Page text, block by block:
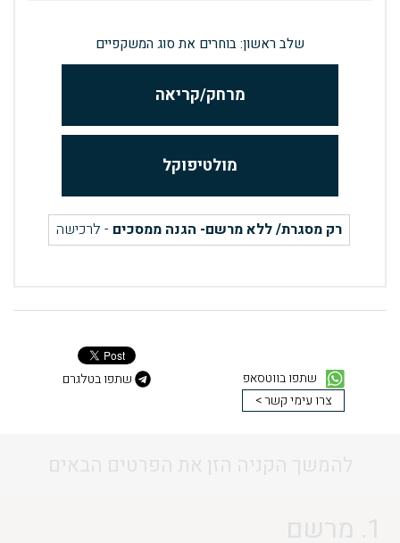
שלב ראשון: בוחרים את סוג המשקפיים
מרחק/קריאה
מולטיפוקל
רק מסגרת/ ללא מרשם- הגנה ממסכים - לרכישה
שתפו בווטסאפ
שתפו בטלגרם
צרו עימי קשר >
להמשך הקניה הזן את הפרטים הבאים
1. מרשם